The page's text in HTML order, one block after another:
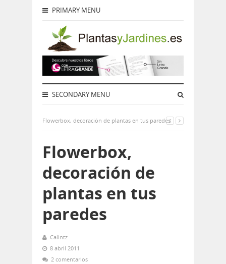
PRIMARY MENU
SECONDARY MENU
Flowerbox, decoración de plantas en tus paredes
Flowerbox,
decoración de
plantas en tus
paredes
Calintz
8 abril 2011
2 comentarios